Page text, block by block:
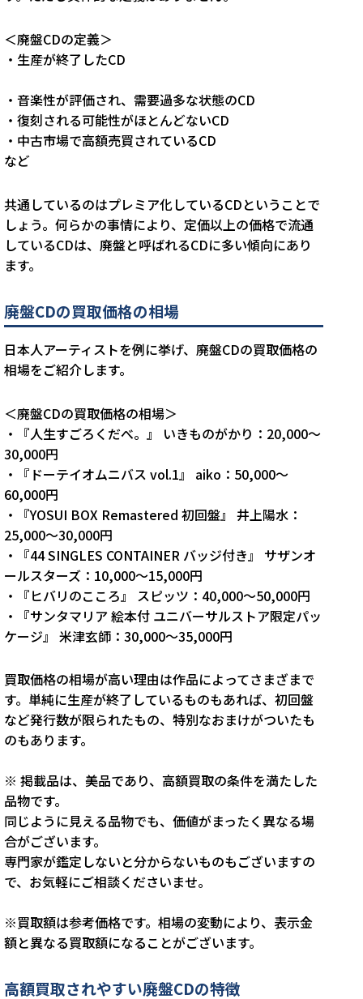
＜廃盤CDの定義＞
・生産が終了したCD
・音楽性が評価され、需要過多な状態のCD
・復刻される可能性がほとんどないCD
・中古市場で高額売買されているCD
など
共通しているのはプレミア化しているCDということで
しょう。何らかの事情により、定価以上の価格で流通
しているCDは、廃盤と呼ばれるCDに多い傾向にあり
ます。
廃盤CDの買取価格の相場
日本人アーティストを例に挙げ、廃盤CDの買取価格の
相場をご紹介します。
＜廃盤CDの買取価格の相場＞
・『人生すごろくだべ。』 いきものがかり：20,000～
30,000円
・『ドーテイオムニバス vol.1』 aiko：50,000～
60,000円
・『YOSUI BOX Remastered 初回盤』 井上陽水：
25,000～30,000円
・『44 SINGLES CONTAINER バッジ付き』 サザンオ
ールスターズ：10,000～15,000円
・『ヒバリのこころ』 スピッツ：40,000～50,000円
・『サンタマリア 絵本付 ユニバーサルストア限定パッ
ケージ』 米津玄師：30,000～35,000円
買取価格の相場が高い理由は作品によってさまざまで
す。単純に生産が終了しているものもあれば、初回盤
など発行数が限られたもの、特別なおまけがついたも
のもあります。
※ 掲載品は、美品であり、高額買取の条件を満たした
品物です。
同じように見える品物でも、価値がまったく異なる場
合がございます。
専門家が鑑定しないと分からないものもございますの
で、お気軽にご相談くださいませ。
※買取額は参考価格です。相場の変動により、表示金
額と異なる買取額になることがございます。
高額買取されやすい廃盤CDの特徴